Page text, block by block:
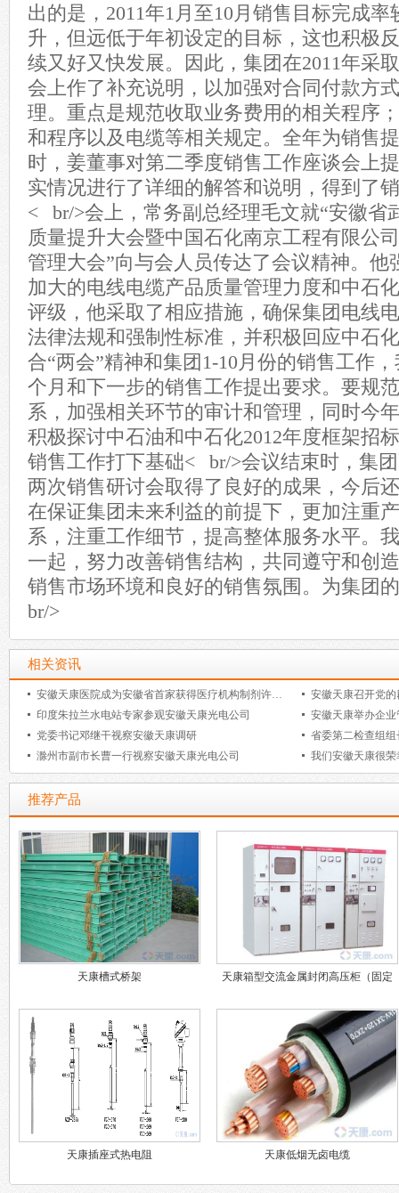
出的是，2011年1月至10月销售目标完成
升，但远低于年初设定的目标，这也积极
续又好又快发展。因此，集团在2011年采
会上作了补充说明，以加强对合同付款方
理。重点是规范收取业务费用的相关程序
和程序以及电缆等相关规定。全年为销售
时，姜董事对第二季度销售工作座谈会上
实情况进行了详细的解答和说明，得到了
< br/>会上，常务副总经理毛文就“安徽省
质量提升大会暨中国石化南京工程有限公
管理大会”向与会人员传达了会议精神。他
加大的电线电缆产品质量管理力度和中石
评级，他采取了相应措施，确保集团电线
法律法规和强制性标准，并积极回应中石
合“两会”精神和集团1-10月份的销售工作
个月和下一步的销售工作提出要求。要规
系，加强相关环节的审计和管理，同时今
积极探讨中石油和中石化2012年度框架招
销售工作打下基础< br/>会议结束时，集
两次销售研讨会取得了良好的成果，今后
在保证集团未来利益的前提下，更加注重
系，注重工作细节，提高整体服务水平。
一起，努力改善销售结构，共同遵守和创
销售市场环境和良好的销售氛围。为集团
br/>
相关资讯
安徽天康医院成为安徽省首家获得医疗机构制剂许可证的民营医疗机
安徽天康召开党
印度朱拉兰水电站专家参观安徽天康光电公司
安徽天康举办企
党委书记邓继干视察安徽天康调研
省委第二检查组
滁州市副市长曹一行视察安徽天康光电公司
推荐产品
天康槽式桥架
天康箱型交流金属封闭高压柜（固定
天康插座式热电阻 天康低烟无卤电缆